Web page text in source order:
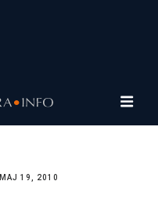
MAJ 19, 2010